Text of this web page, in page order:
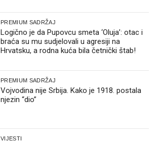
PREMIUM SADRŽAJ
Logično je da Pupovcu smeta ‘Oluja’: otac i
braća su mu sudjelovali u agresiji na
Hrvatsku, a rodna kuća bila četnički štab!
PREMIUM SADRŽAJ
Vojvodina nije Srbija. Kako je 1918. postala
njezin “dio”
VIJESTI